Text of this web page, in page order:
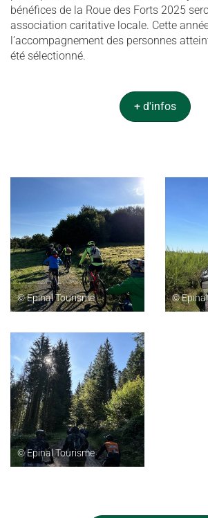
bénéfices de la Roue des Forts 2025
association caritative locale. Cette
l’accompagnement des personnes
été sélectionné.
+ d'infos
© Epinal Tourisme ©
© Epinal Tourisme